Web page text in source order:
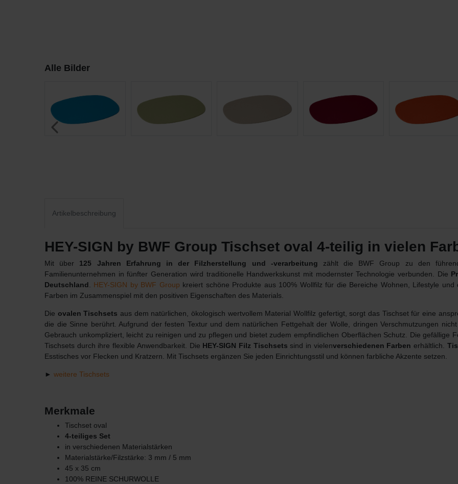
Alle Bilder
Artikelbeschreibung
HEY-SIGN by BWF Group Tischset oval 4-teilig in vielen
Mit über 125 Jahren Erfahrung in der Filzherstellung und -verarbeitung zählt die BWF Group zu den
Familienunternehmen in fünfter Generation wird traditionelle Handwerkskunst mit modernster Technologie verbunden. Die
Deutschland. HEY-SIGN by BWF Group kreiert schöne Produkte aus 100% Wollfilz für die Bereiche Wohnen, Lifestyle
Farben im Zusammenspiel mit den positiven Eigenschaften des Materials.
Die ovalen Tischsets aus dem natürlichen, ökologisch wertvollem Material Wollfilz gefertigt, sorgt das Tischset für eine
die die Sinne berührt. Aufgrund der festen Textur und dem natürlichen Fettgehalt der Wolle, dringen Verschmutzungen
Gebrauch unkompliziert, leicht zu reinigen und zu pflegen und bietet zudem empfindlichen Oberflächen Schutz. Die gefällige
Tischsets durch ihre flexible Anwendbarkeit. Die HEY-SIGN Filz Tischsets sind in vielenverschiedenen Farben erhältlich.
Esstisches vor Flecken und Kratzern. Mit Tischsets ergänzen Sie jeden Einrichtungsstil und können farbliche Akzente setzen.
► weitere Tischsets
Merkmale
Tischset oval
4-teiliges Set
in verschiedenen Materialstärken
Materialstärke/Filzstärke: 3 mm / 5 mm
45 x 35 cm
100% REINE SCHURWOLLE